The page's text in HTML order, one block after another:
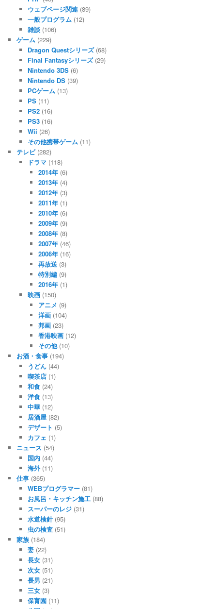
ウェブページ関連(89)
一般プログラム (12)
雑談(106)
ゲーム (229)
Dragon Questシリーズ(68)
Final Fantasyシリーズ(29)
Nintendo 3DS(6)
Nintendo DS(39)
PCゲーム (13)
PS(11)
PS2(16)
PS3(16)
Wii (26)
その他携帯ゲーム (11)
テレビ(282)
ドラマ(118)
2014年 (6)
2013年 (4)
2012年 (3)
2011年 (1)
2010年 (6)
2009年 (9)
2008年 (8)
2007年 (46)
2006年 (16)
再放送 (3)
特別編 (9)
2016年 (1)
映画(150)
アニメ (9)
洋画 (104)
邦画 (23)
香港映画 (12)
その他(10)
お酒・食事 (194)
うどん(44)
喫茶店(1)
和食(24)
洋食(13)
中華(12)
居酒屋(82)
デザート (5)
カフェ (1)
ニュース (54)
国内(44)
海外(11)
仕事 (365)
WEBプログラマー(81)
お風呂・キッチン施工(88)
スーパーのレジ(31)
水道検針(95)
虫の検査(51)
家族 (184)
妻(22)
長女(31)
次女(51)
長男 (21)
三女(3)
保育園(11)